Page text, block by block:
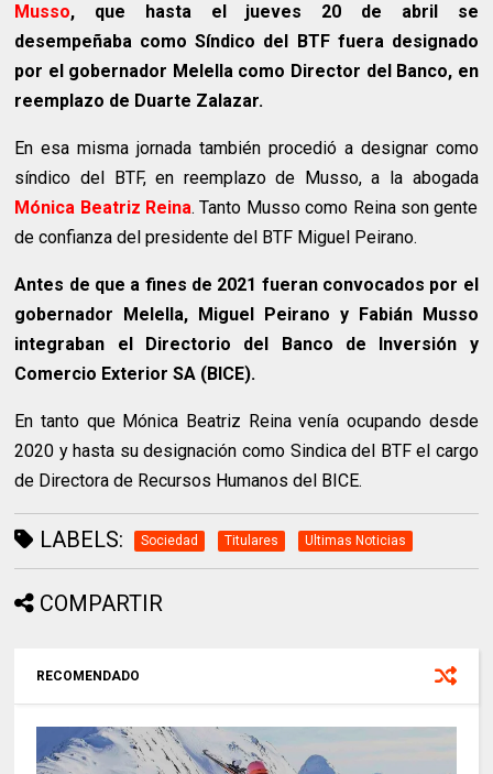
Musso, que hasta el jueves 20 de abril se
desempeñaba como Síndico del BTF fuera designado
por el gobernador Melella como Director del Banco, en
reemplazo de Duarte Zalazar.
En esa misma jornada también procedió a designar como
síndico del BTF, en reemplazo de Musso, a la abogada
Mónica Beatriz Reina. Tanto Musso como Reina son gente
de confianza del presidente del BTF Miguel Peirano.
Antes de que a fines de 2021 fueran convocados por el
gobernador Melella, Miguel Peirano y Fabián Musso
integraban el Directorio del Banco de Inversión y
Comercio Exterior SA (BICE).
En tanto que Mónica Beatriz Reina venía ocupando desde
2020 y hasta su designación como Sindica del BTF el cargo
de Directora de Recursos Humanos del BICE.
LABELS: Sociedad Titulares Ultimas Noticias
COMPARTIR
RECOMENDADO